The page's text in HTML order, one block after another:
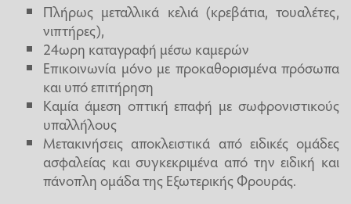
Πλήρως μεταλλικά κελιά (κρεβάτια, τουαλέτες,
νιπτήρες),
24ωρη καταγραφή μέσω καμερών
Επικοινωνία μόνο με προκαθορισμένα πρόσωπα
και υπό επιτήρηση
Καμία άμεση οπτική επαφή με σωφρονιστικούς
υπαλλήλους
Μετακινήσεις αποκλειστικά από ειδικές ομάδες
ασφαλείας και συγκεκριμένα από την ειδική και
πάνοπλη ομάδα της Εξωτερικής Φρουράς.